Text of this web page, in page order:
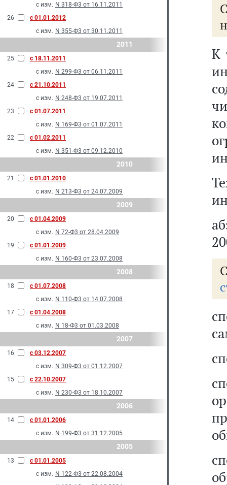
с изм. N 318-Ф3 от 16.11.2011
26
с 01.01.2012
с изм. N 355-Ф3 от 30.11.2011
2011
25
с 18.11.2011
с изм. N 299-Ф3 от 06.11.2011
24
с 21.10.2011
с изм. N 248-Ф3 от 19.07.2011
23
с 01.07.2011
с изм. N 169-Ф3 от 01.07.2011
22
с 01.02.2011
с изм. N 351-Ф3 от 09.12.2010
2010
21
с 01.01.2010
с изм. N 213-Ф3 от 24.07.2009
2009
20
с 01.04.2009
с изм. N 72-Ф3 от 28.04.2009
19
с 01.01.2009
с изм. N 160-Ф3 от 23.07.2008
2008
18
с 01.07.2008
с изм. N 110-Ф3 от 14.07.2008
17
с 01.04.2008
с изм. N 18-Ф3 от 01.03.2008
2007
16
с 03.12.2007
с изм. N 309-Ф3 от 01.12.2007
15
с 22.10.2007
с изм. N 230-Ф3 от 18.10.2007
2006
14
с 01.01.2006
с изм. N 199-Ф3 от 31.12.2005
2005
13
с 01.01.2005
с изм. N 122-Ф3 от 22.08.2004
К